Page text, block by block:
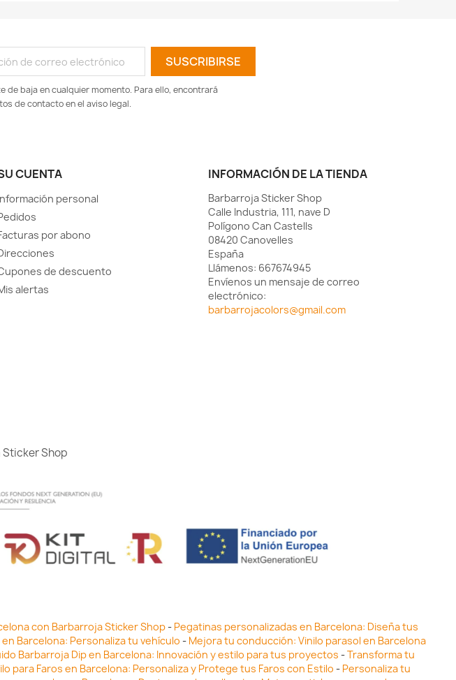
de baja en cualquier momento. Para ello, encontrará
de contacto en el aviso legal.
CUENTA
personal
por abono
de descuento
alertas
INFORMACIÓN DE LA TIENDA
Barbarroja Sticker Shop
Calle Industria, 111, nave D
Polígono Can Castells
08420 Canovelles
España
Llámenos: 667674945
Envíenos un mensaje de correo
electrónico:
barbarrojacolors@gmail.com
Shop
con Barbarroja Sticker Shop- Pegatinas personalizadas en Barcelona: Diseña tus
Barcelona: Personaliza tu vehículo - Mejora tu conducción: Vinilo parasol en Barcelona
Barbarroja Dip en Barcelona: Innovación y estilo para tus proyectos -Transforma tu
para Faros en Barcelona: Personaliza y Protege tus Faros con Estilo - Personaliza tu